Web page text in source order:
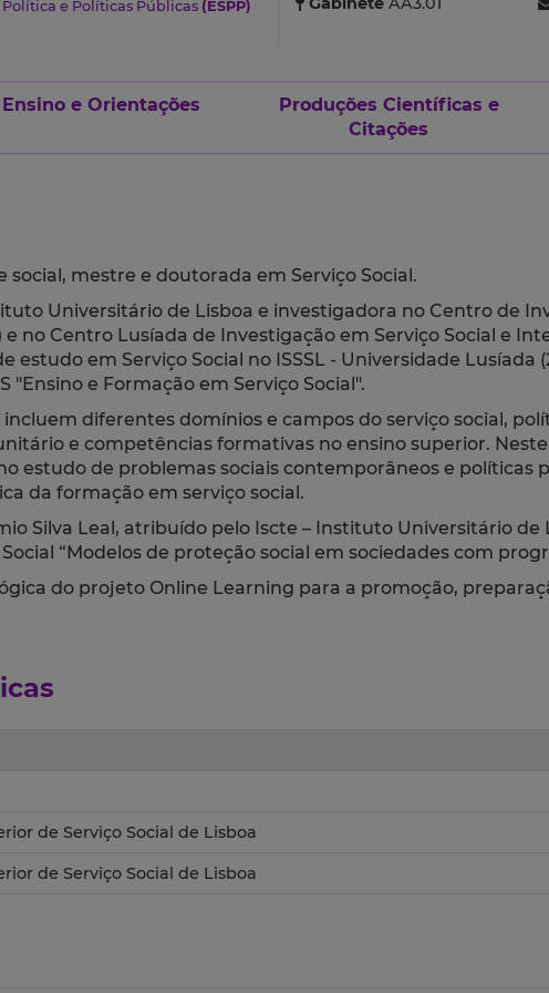
e Políticas Públicas (ESPP)
Ensino e Orientações
Produções Científicas e
Citações
social, mestre e doutorada em Serviço Social.
Universitário de Lisboa e investigadora no Centro de
no Centro Lusíada de Investigação em Serviço Social e
estudo em Serviço Social no ISSSL - Universidade
"Ensino e Formação em Serviço Social".
diferentes domínios e campos do serviço social,
e competências formativas no ensino superior.
estudo de problemas sociais contemporâneos e políticas
da formação em serviço social.
Silva Leal, atribuído pelo Iscte – Instituto Universitário
“Modelos de proteção social em sociedades com
do projeto Online Learning para a promoção,
de Serviço Social de Lisboa
de Serviço Social de Lisboa